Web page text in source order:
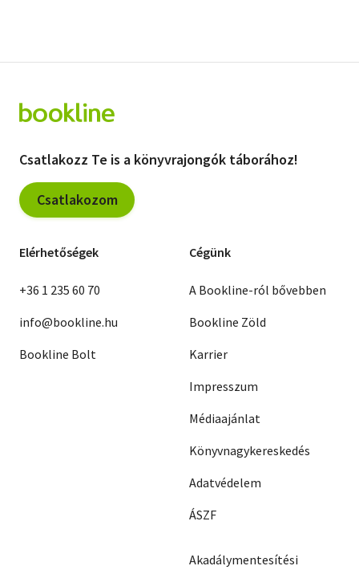
Csatlakozz Te is a könyvrajongók táborához!
Csatlakozom
Elérhetőségek
+36 1 235 60 70
info@bookline.hu
Bookline Bolt
Cégünk
A Bookline-ról bővebben
Bookline Zöld
Karrier
Impresszum
Médiaajánlat
Könyvnagykereskedés
Adatvédelem
ÁSZF
Akadálymentesítési